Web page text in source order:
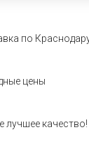
по
цены
лучшее качество!